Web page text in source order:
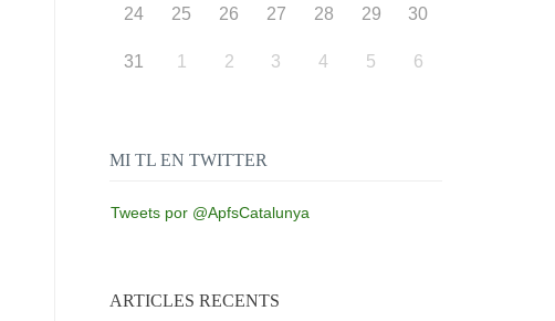
24 25 26 27 28 29 30
31 1 2 3 4 5 6
MI TL EN TWITTER
Tweets por @ApfsCatalunya
ARTICLES RECENTS